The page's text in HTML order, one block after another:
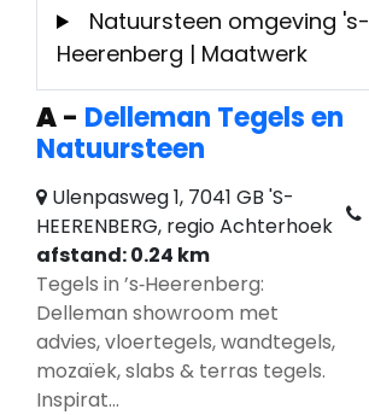
Natuursteen omgeving 's-
Heerenberg | Maatwerk
A- Delleman Tegels en
Natuursteen
Ulenpasweg 1, 7041 GB 'S-
HEERENBERG, regio Achterhoek
afstand: 0.24 km
Tegels in ’s‑Heerenberg:
Delleman showroom met
advies, vloertegels, wandtegels,
mozaïek, slabs & terras tegels.
Inspirat...